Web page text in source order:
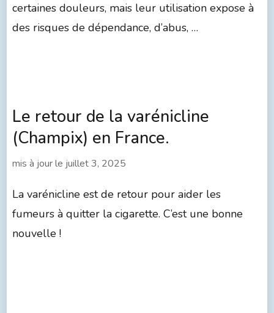
certaines douleurs, mais leur utilisation expose à
des risques de dépendance, d’abus, …
Le retour de la varénicline
(Champix) en France.
mis à jour le juillet 3, 2025
La varénicline est de retour pour aider les
fumeurs à quitter la cigarette. C’est une bonne
nouvelle !